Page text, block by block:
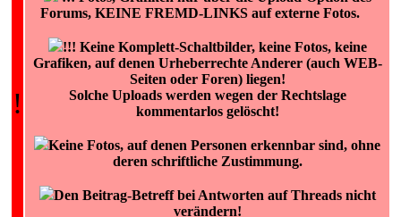
!
Forums, KEINE FREMD-LINKS auf externe Fotos.
!!! Keine Komplett-Schaltbilder, keine Fotos, keine
Grafiken, auf denen Urheberrechte Anderer (auch WEB-
Seiten oder Foren) liegen!
Solche Uploads werden wegen der Rechtslage
kommentarlos gelöscht!
Keine Fotos, auf denen Personen erkennbar sind, ohne
deren schriftliche Zustimmung.
Den Beitrag-Betreff bei Antworten auf Threads nicht
verändern!